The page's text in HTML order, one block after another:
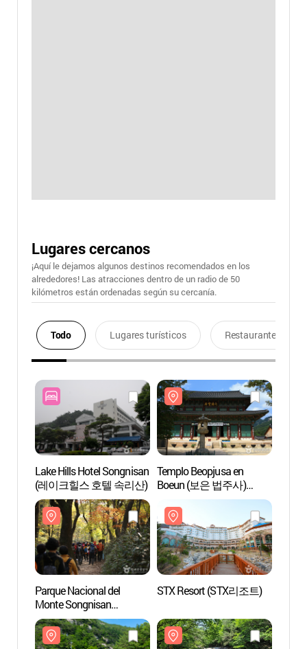
Lugares cercanos
¡Aquí le dejamos algunos destinos recomendados en los
alrededores! Las atracciones dentro de un radio de 50
kilómetros están ordenadas según su cercanía.
Todo Lugares turísticos Restaurantes
Lake Hills Hotel Songnisan
(레이크힐스 호텔 속리산)
Templo Beopjusa en
Boeun (보은 법주사)
[Patrimonio de la
Humanidad de la Unesco]
Parque Nacional del
Monte Songnisan
(속리산국립공원)
STX Resort (STX리조트)